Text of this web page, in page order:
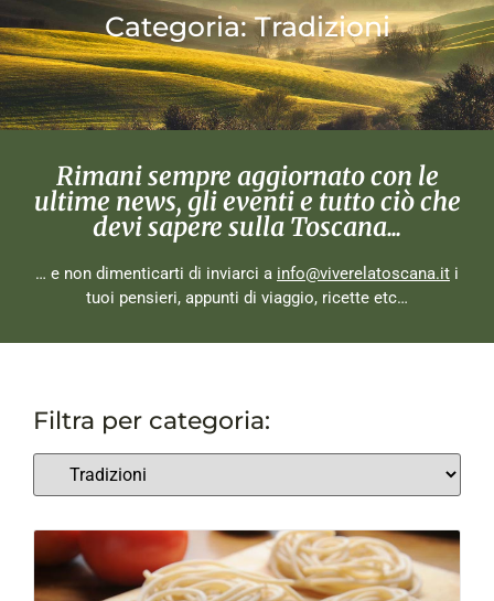
Categoria: Tradizioni
Rimani sempre aggiornato con le
ultime news, gli eventi e tutto ciò che
devi sapere sulla Toscana...
… e non dimenticarti di inviarci a info@viverelatoscana.it i
tuoi pensieri, appunti di viaggio, ricette etc…
Filtra per categoria: